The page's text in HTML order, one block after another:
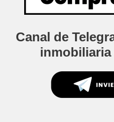
Canal de
inmobiliaria